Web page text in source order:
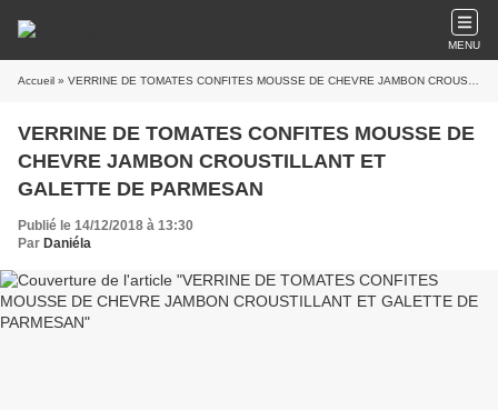
MENU
Accueil » VERRINE DE TOMATES CONFITES MOUSSE DE CHEVRE JAMBON CROUSTILLANT ET GALETTE DE PARMESAN
VERRINE DE TOMATES CONFITES MOUSSE DE
CHEVRE JAMBON CROUSTILLANT ET
GALETTE DE PARMESAN
Publié le 14/12/2018 à 13:30
Par Daniéla